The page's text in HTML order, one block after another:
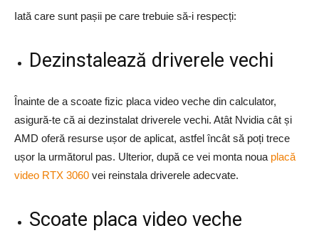
Iată care sunt pașii pe care trebuie să-i respecți:
Dezinstalează driverele vechi
Înainte de a scoate fizic placa video veche din calculator,
asigură-te că ai dezinstalat driverele vechi. Atât Nvidia cât și
AMD oferă resurse ușor de aplicat, astfel încât să poți trece
ușor la următorul pas. Ulterior, după ce vei monta noua placă
video RTX 3060 vei reinstala driverele adecvate.
Scoate placa video veche